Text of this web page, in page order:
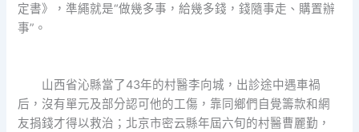
定書》，準繩就是“做幾多事，給幾多錢，錢隨事走、購置辦
事”。
山西省沁縣當了43年的村醫李向城，出診途中遇車禍
后，沒有單元及部分認可他的工傷，靠同鄉們自覺籌款和網
友捐錢才得以救治；北京市密云縣年屆六旬的村醫曹麗勤，